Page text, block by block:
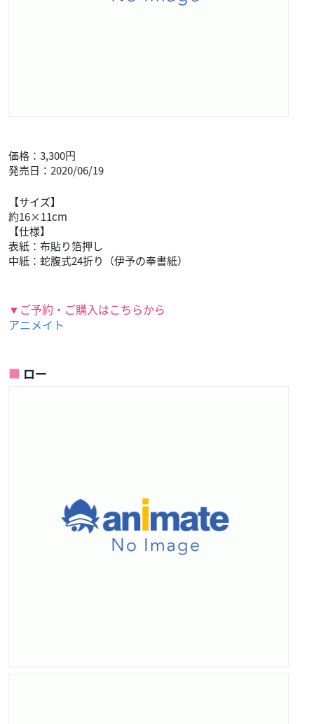
価格：3,300円
発売日：2020/06/19
【サイズ】
約16×11cm
【仕様】
表紙：布貼り箔押し
中紙：蛇腹式24折り（伊予の奉書紙）
▼ご予約・ご購入はこちらから
アニメイト
ロー